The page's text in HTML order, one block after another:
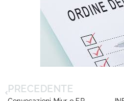
PRECEDENTE